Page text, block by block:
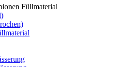
Füllmaterial